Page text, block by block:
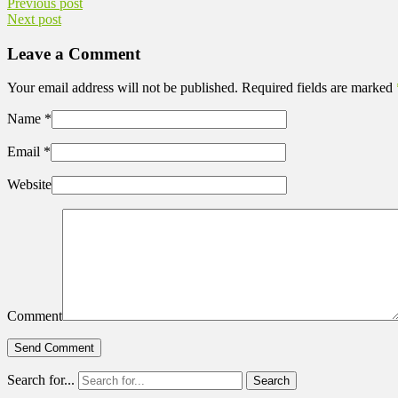
Next post
Leave a Comment
Your email address will not be published. Required fields are marked
Name *
Email *
Website
Comment
Search for...